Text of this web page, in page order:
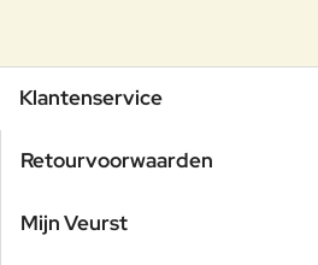
Klantenservice
Retourvoorwaarden
Mijn Veurst